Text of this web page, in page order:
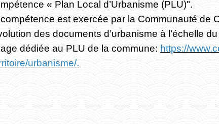
« Plan Local d’Urbanisme (PLU)".
est exercée par la Communauté de
des documents d’urbanisme à l’échelle
dédiée au PLU de la commune: https://
urbanisme/.